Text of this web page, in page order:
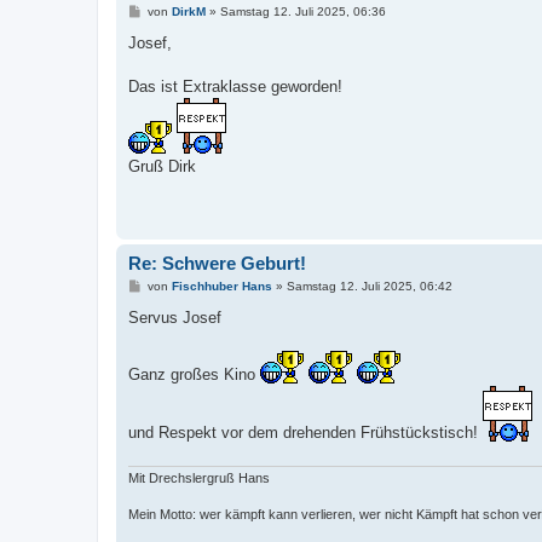
B
i
a
von DirkM» Samstag 12. Juli 2025, 06:36
Josef,
Das ist Extraklasse geworden!
Gruß Dirk
Re: Schwere Geburt!
B
i
g
von Fischhuber Hans » Samstag 12. Juli 2025, 06:42
Servus Josef
Ganz großes Kino
und Respekt vor dem drehenden Frühstückstisch!
Mit Drechslergruß Hans
Mein Motto: wer kämpft kann verlieren, wer nicht Kämpft hat schon